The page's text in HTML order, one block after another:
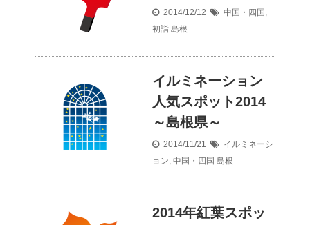
2014/12/12 中国・四国 ,
初詣 島根
イルミネーション
人気スポット2014
～島根県～
2014/11/21
イルミネーシ
ョン, 中国・四国 島根
2014年紅葉スポッ